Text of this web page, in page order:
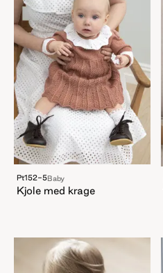
Pt152-5Baby
Kjole med krage